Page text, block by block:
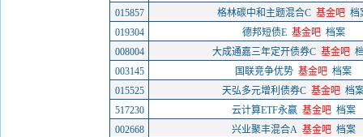
015857
格林碳中和主题混合C 基金吧 档
019304
德邦短债E 基金吧 档案
008004
大成通嘉三年定开债券C 基金吧
003145
国联竞争优势 基金吧 档案
015525
天弘多元增利债券C 基金吧 档
517230
云计算ETF永赢 基金吧 档案
002668
兴业聚丰混合A 基金吧 档案